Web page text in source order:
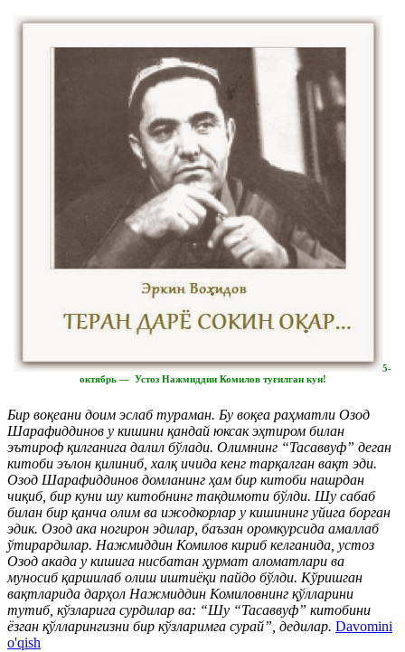
5-
октябрь — Устоз Нажмиддин Комилов туғилган кун!
Бир воқеани доим эслаб тураман. Бу воқеа раҳматли Озод
Шарафиддинов у кишини қандай юксак эҳтиром билан
эътироф қилганига далил бўлади. Олимнинг “Тасаввуф” деган
китоби эълон қилиниб, халқ ичида кенг тарқалган вақт эди.
Озод Шарафиддинов домланинг ҳам бир китоби нашрдан
чиқиб, бир куни шу китобнинг тақдимоти бўлди. Шу сабаб
билан бир қанча олим ва ижодкорлар у кишининг уйига борган
эдик. Озод ака ногирон эдилар, баъзан оромкурсида амаллаб
ўтирардилар. Нажмиддин Комилов кириб келганида, устоз
Озод акада у кишига нисбатан ҳурмат аломатлари ва
муносиб қаршилаб олиш иштиёқи пайдо бўлди. Кўришган
вақтларида дарҳол Нажмиддин Комиловнинг қўлларини
тутиб, кўзларига сурдилар ва: “Шу “Тасаввуф” китобини
ёзган қўлларингизни бир кўзларимга сурай”, дедилар. Davomini
o'qish